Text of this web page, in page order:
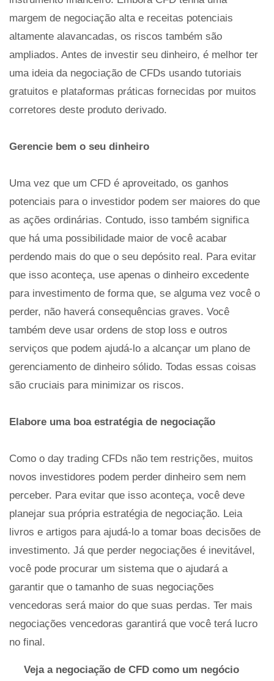
margem de negociação alta e receitas potenciais
altamente alavancadas, os riscos também são
ampliados. Antes de investir seu dinheiro, é melhor ter
uma ideia da negociação de CFDs usando tutoriais
gratuitos e plataformas práticas fornecidas por muitos
corretores deste produto derivado.
Gerencie bem o seu dinheiro
Uma vez que um CFD é aproveitado, os ganhos
potenciais para o investidor podem ser maiores do que
as ações ordinárias. Contudo, isso também significa
que há uma possibilidade maior de você acabar
perdendo mais do que o seu depósito real. Para evitar
que isso aconteça, use apenas o dinheiro excedente
para investimento de forma que, se alguma vez você o
perder, não haverá consequências graves. Você
também deve usar ordens de stop loss e outros
serviços que podem ajudá-lo a alcançar um plano de
gerenciamento de dinheiro sólido. Todas essas coisas
são cruciais para minimizar os riscos.
Elabore uma boa estratégia de negociação
Como o day trading CFDs não tem restrições, muitos
novos investidores podem perder dinheiro sem nem
perceber. Para evitar que isso aconteça, você deve
planejar sua própria estratégia de negociação. Leia
livros e artigos para ajudá-lo a tomar boas decisões de
investimento. Já que perder negociações é inevitável,
você pode procurar um sistema que o ajudará a
garantir que o tamanho de suas negociações
vencedoras será maior do que suas perdas. Ter mais
negociações vencedoras garantirá que você terá lucro
no final.
Veja a negociação de CFD como um negócio